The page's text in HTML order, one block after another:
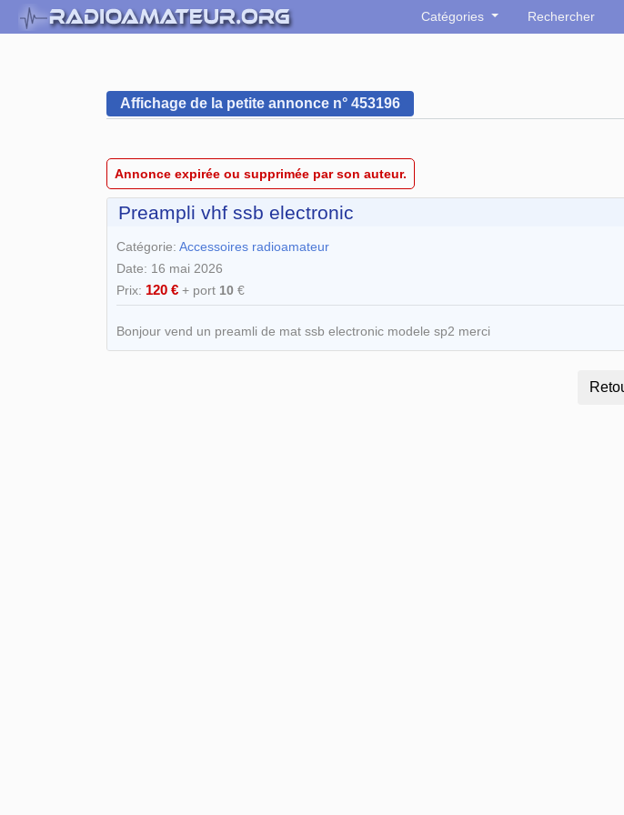
Catégories Rechercher
Affichage de la petite annonce n° 453196
Annonce expirée ou supprimée par son auteur.
Preampli vhf ssb electronic
Catégorie: Accessoires radioamateur
Date: 16 mai 2026
Prix: 120 € + port 10€
Bonjour vend un preamli de mat ssb electronic modele sp2 merci